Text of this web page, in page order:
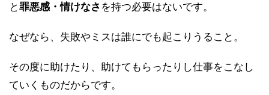
と罪悪感・情けなさ を持つ必要はないです。
なぜなら、失敗やミスは誰にでも起こりうること。
その度に助けたり、助けてもらったりし仕事をこなし
ていくものだからです。